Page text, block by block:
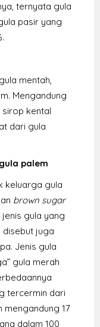
ternyata gula
pasir yang
mentah,
Mengandung
sirop kental
dari gula
palem
keluarga gula
brown sugar
jenis gula yang
disebut juga
Jenis gula
gula merah
tercermin dari
mengandung 17
dalam 100